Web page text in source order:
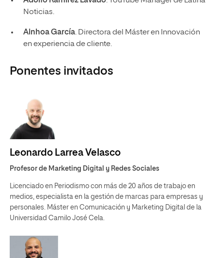
Noticias.
Ainhoa García. Directora del Máster en Innovación
en experiencia de cliente.
Ponentes invitados
Leonardo Larrea Velasco
Profesor de Marketing Digital y Redes Sociales
Licenciado en Periodismo con más de 20 años de trabajo en
medios, especialista en la gestión de marcas para empresas y
personales. Máster en Comunicación y Marketing Digital de la
Universidad Camilo José Cela.